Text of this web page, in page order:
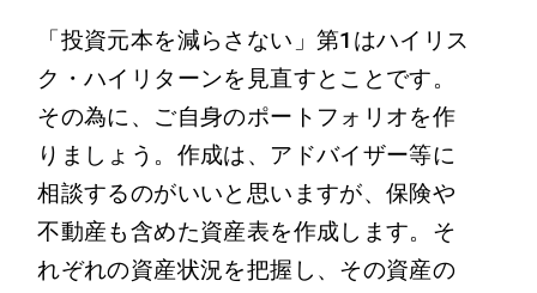
「投資元本を減らさない」第1はハイリス
ク・ハイリターンを見直すとことです。
その為に、ご自身のポートフォリオを作
りましょう。作成は、アドバイザー等に
相談するのがいいと思いますが、保険や
不動産も含めた資産表を作成します。そ
れぞれの資産状況を把握し、その資産の